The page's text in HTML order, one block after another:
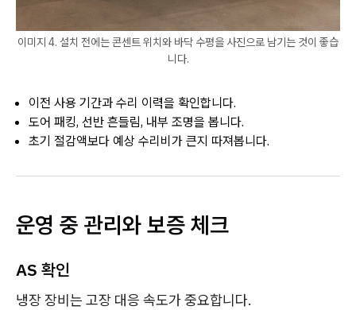
이미지 4. 설치 전에는 콘센트 위치와 바닥 수평을 사진으로 남기는 것이 좋습
니다.
이전 사용 기간과 수리 이력을 확인합니다.
도어 패킹, 선반 흔들림, 내부 조명을 봅니다.
초기 절감액보다 예상 수리비가 큰지 따져봅니다.
운영 중 관리와 보증 체크
AS 확인
냉장 장비는 고장 대응 속도가 중요합니다.